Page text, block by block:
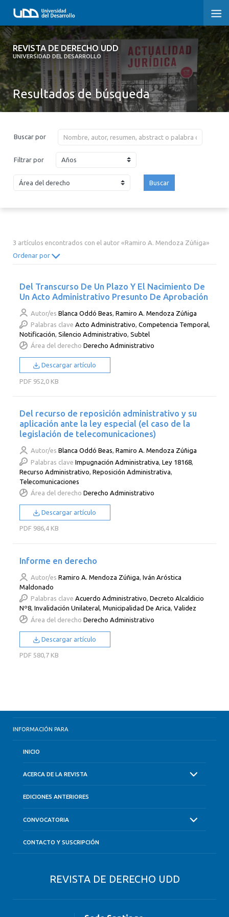
REVISTA DE DERECHO UDD
UNIVERSIDAD DEL DESARROLLO
REVISTA DE DERECHO UDD
INICIO
ACERCA DE LA REVISTA
CONVOCATORIA
CONTACTO Y SUSCRIPCIÓN
Resultados de búsqueda
Buscar por
Filtrar por Años
2002 2001 2000
Buscar
3 artículos encontrados con el autor «Ramiro A. Mendoza Zúñiga»
Ordenar por
Del Transcurso De Un Plazo Y El Nacimiento De
Un Acto Administrativo Presunto De Aprobación
Autor/es Blanca Oddó Beas ,Ramiro A. Mendoza Zúñiga
Palabras clave Acto Administrativo,Competencia Temporal,
Notificación,Silencio Administrativo,Subtel
Área del derecho Derecho Administrativo
Descargar artículo
PDF 952,0 KB
Del recurso de reposición administrativo y su
aplicación ante la ley especial (el caso de la
legislación de telecomunicaciones)
Autor/es Blanca Oddó Beas,Ramiro A. Mendoza Zúñiga
Palabras clave Impugnación Administrativa ,Ley 18168
Recurso Administrativo ,Reposición Administrativa
Telecomunicaciones
Área del derecho Derecho Administrativo
Descargar artículo
PDF 986,4 KB
Informe en derecho
Autor/es Ramiro A. Mendoza Zúñiga,Iván Aróstica
Maldonado
Palabras clave Acuerdo Administrativo,Decreto Alcaldicio
Nº8,Invalidación Unilateral,Municipalidad De Arica,Validez
Área del derecho Derecho Administrativo
Descargar artículo
PDF 580,7 KB
INFORMACIÓN PARA
INICIO
ACERCA DE LA REVISTA
EDICIONES ANTERIORES
CONVOCATORIA
CONTACTO Y SUSCRIPCIÓN
REVISTA DE DERECHO UDD